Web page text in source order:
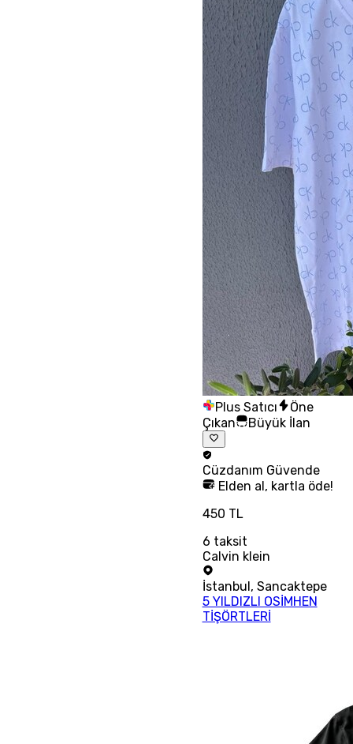
Plus Satıcı
Öne
Çıkan
Büyük İlan
Cüzdanım Güvende
Elden al, kartla öde!
450 TL
6 taksit
Calvin klein
İstanbul , Sancaktepe
5 YILDIZLI OSİMHEN
TİŞÖRTLERİ